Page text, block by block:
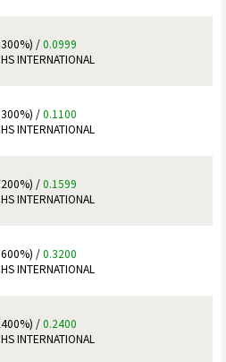
/0.0999
INTERNATIONAL
/0.1100
INTERNATIONAL
/0.1599
INTERNATIONAL
/0.3200
INTERNATIONAL
/0.2400
INTERNATIONAL